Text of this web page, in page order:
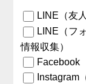
LINE（友
LINE（フ
情報収集）
Facebook
Instagram